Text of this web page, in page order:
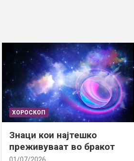
ХОРОСКОП
Знаци кои најтешко
преживуваат во бракот